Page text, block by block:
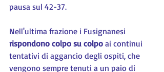
pausa sul 42-37.
Nell'ultima frazione i Fusignanesi
rispondono colpo su colpo ai continui
tentativi di aggancio degli ospiti, che
vengono sempre tenuti a un paio di